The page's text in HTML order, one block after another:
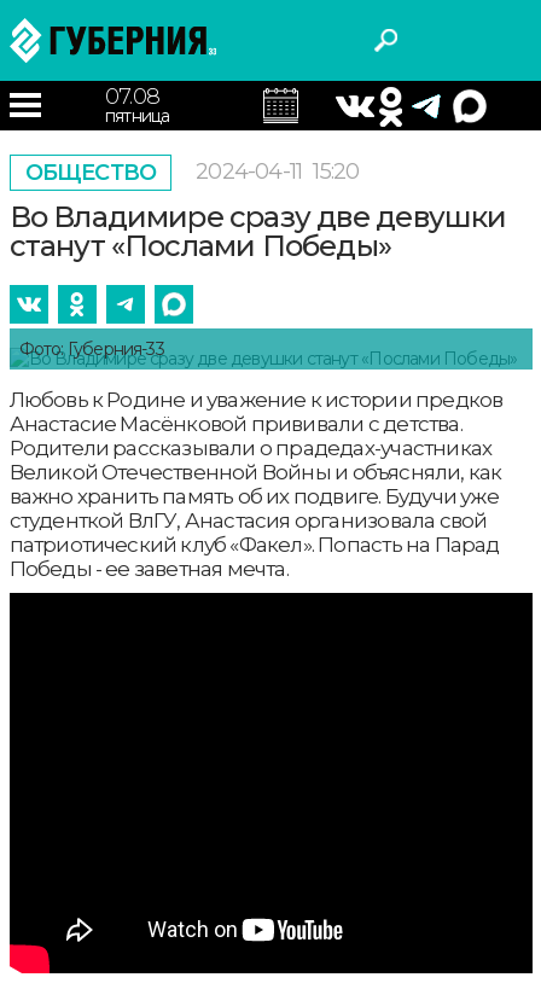
07.08
пятница
ОБЩЕСТВО 2024-04-11 15:20
Во Владимире сразу две девушки
станут «Послами Победы»
Фото: Губерния-33
Любовь к Родине и уважение к истории предков
Анастасие Масёнковой прививали с детства.
Родители рассказывали о прадедах-участниках
Великой Отечественной Войны и объясняли, как
важно хранить память об их подвиге. Будучи уже
студенткой ВлГУ, Анастасия организовала свой
патриотический клуб «Факел». Попасть на Парад
Победы - ее заветная мечта.